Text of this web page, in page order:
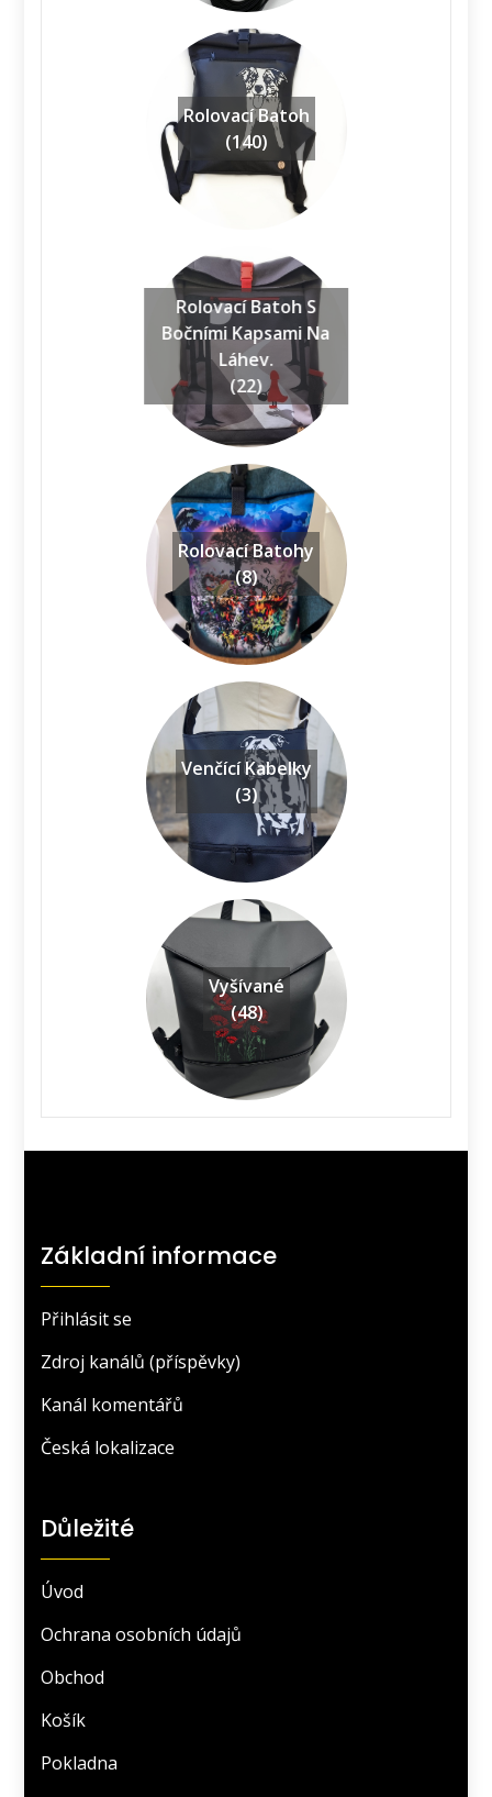
Rolovací Batoh
(140)
Rolovací Batoh S
Bočními Kapsami Na
Láhev.
(22)
Rolovací Batohy
(8)
Venčící Kabelky
(3)
Vyšívané
(48)
Základní informace
Přihlásit se
Zdroj kanálů (příspěvky)
Kanál komentářů
Česká lokalizace
Důležité
Úvod
Ochrana osobních údajů
Obchod
Košík
Pokladna